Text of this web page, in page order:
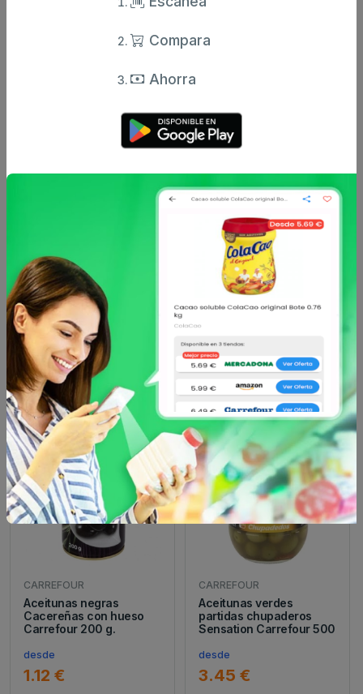
Aceitunas y encurtidos
CARREFOUR
Piparras en vinagre Extra
Carrefour 150 g.
desde
3.19 €
CARREFOUR
Aceitunas verdes
reducido en sal Carrefou
desde
1.95 €
CARREFOUR
Aceitunas negras
Cacereñas con hueso
Carrefour 200 g.
desde
1.12 €
CARREFOUR
Aceitunas verdes
partidas chupaderos
Sensation Carrefour 500
desde
3.45 €
Compara
Ahorra